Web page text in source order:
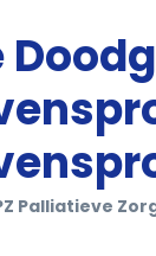
Palliatieve